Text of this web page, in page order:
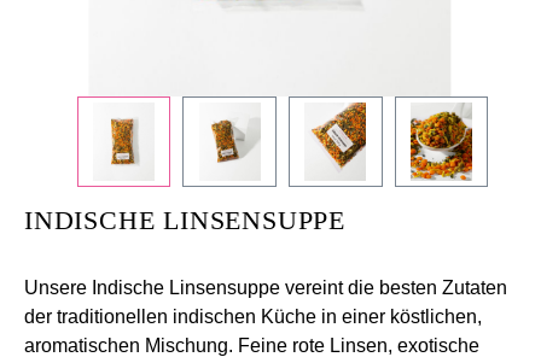
reader
help
you
navigate
INDISCHE LINSENSUPPE
Unsere Indische Linsensuppe vereint die besten Zutaten
der traditionellen indischen Küche in einer köstlichen,
aromatischen Mischung. Feine rote Linsen, exotische